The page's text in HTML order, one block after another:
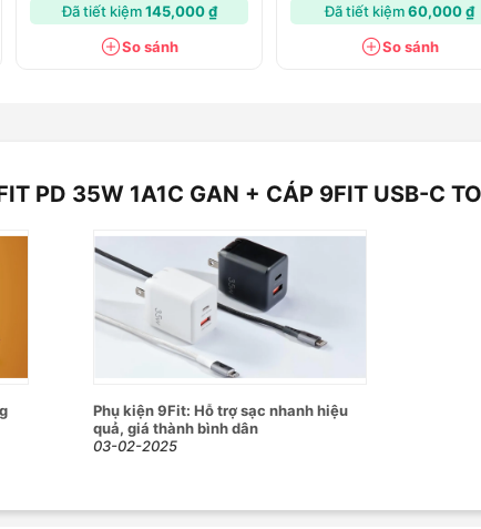
Đã tiết kiệm145,000 ₫
So sánh
Đã tiết kiệm60,000 ₫
So sánh
PD 35W 1A1C GAN + CÁP 9FIT USB-C
Phụ kiện 9Fit: Hỗ trợ sạc nhanh hiệu
quả, giá thành bình dân
03-02-2025